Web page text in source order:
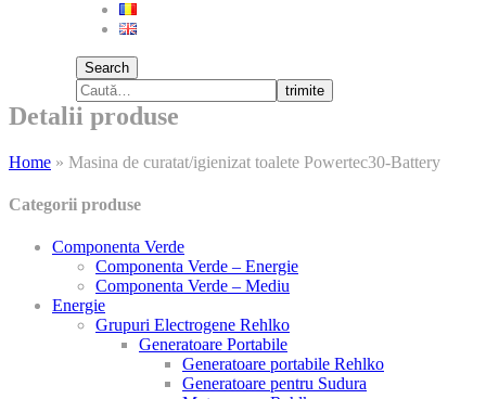
Search
trimite
Detalii produse
Home » Masina de curatat/igienizat toalete Powertec30-Battery
Categorii produse
Componenta Verde
Componenta Verde – Energie
Componenta Verde – Mediu
Energie
Grupuri Electrogene Rehlko
Generatoare Portabile
Generatoare portabile Rehlko
Generatoare pentru Sudura